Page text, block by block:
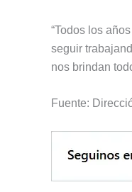
“Todos los
seguir
nos brindan
Fuente: